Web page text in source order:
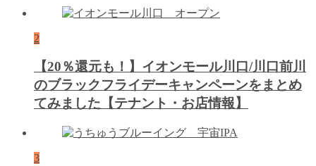
2
【20％還元も！】イオンモール川口/川口前川
のブラックフライデーキャンペーンをまとめ
てみました【テナント・お店情報】
3